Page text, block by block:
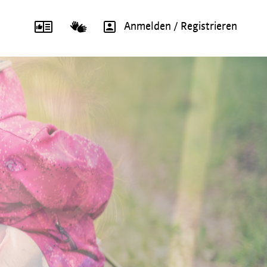
Anmelden / Registrieren